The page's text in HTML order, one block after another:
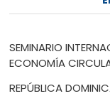
SEMINARIO
ECONOMÍA
REPÚBLICA